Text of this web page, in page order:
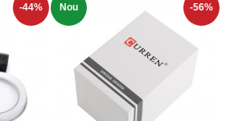
-44% Nou -56%